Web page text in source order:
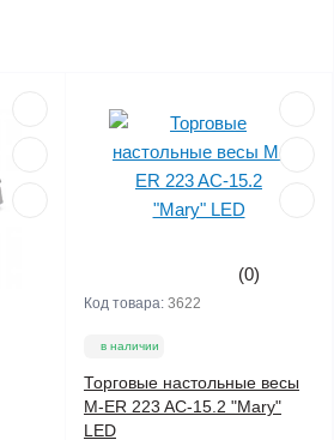
(0)
Код товара: 3622
в наличии
Торговые настольные весы
M-ER 223 AC-15.2 "Mary"
LED